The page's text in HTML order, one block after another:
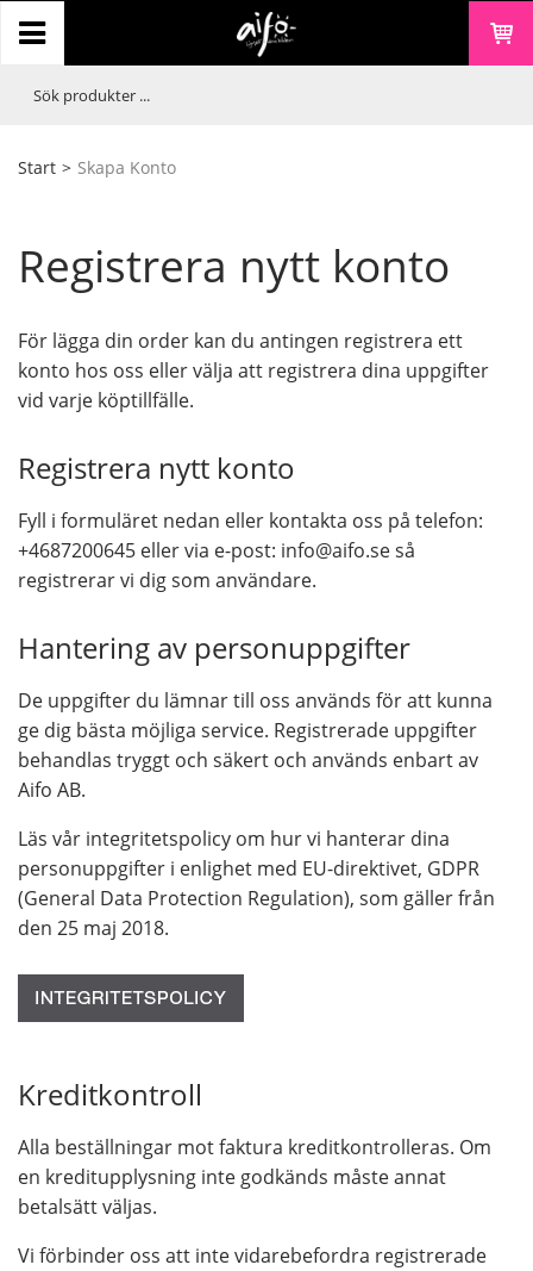
Start > Skapa Konto
Registrera nytt konto
För lägga din order kan du antingen registrera ett
konto hos oss eller välja att registrera dina uppgifter
vid varje köptillfälle.
Registrera nytt konto
Fyll i formuläret nedan eller kontakta oss på telefon:
+4687200645 eller via e-post: info@aifo.se så
registrerar vi dig som användare.
Hantering av personuppgifter
De uppgifter du lämnar till oss används för att kunna
ge dig bästa möjliga service. Registrerade uppgifter
behandlas tryggt och säkert och används enbart av
Aifo AB.
Läs vår integritetspolicy om hur vi hanterar dina
personuppgifter i enlighet med EU-direktivet, GDPR
(General Data Protection Regulation), som gäller från
den 25 maj 2018.
Kreditkontroll
Alla beställningar mot faktura kreditkontrolleras. Om
en kreditupplysning inte godkänds måste annat
betalsätt väljas.
Vi förbinder oss att inte vidarebefordra registrerade